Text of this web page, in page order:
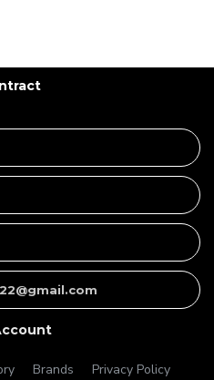
Brands Privacy Policy